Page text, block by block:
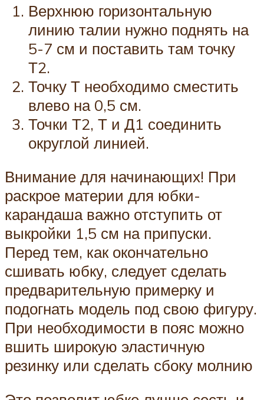
Верхнюю горизонтальную
линию талии нужно поднять на
5-7 см и поставить там точку
Т2.
Точку Т необходимо сместить
влево на 0,5 см.
Точки Т2, Т и Д1 соединить
округлой линией.
Внимание для начинающих! При
раскрое материи для юбки-
карандаша важно отступить от
выкройки 1,5 см на припуски.
Перед тем, как окончательно
сшивать юбку, следует сделать
предварительную примерку и
подогнать модель под свою фигуру.
При необходимости в пояс можно
вшить широкую эластичную
резинку или сделать сбоку молнию